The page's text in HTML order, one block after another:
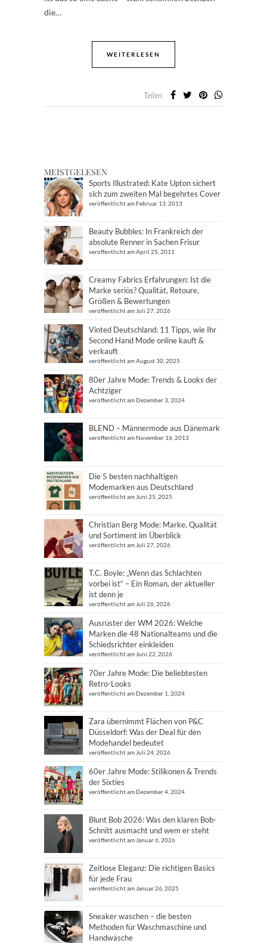
die…
WEITERLESEN
Teilen
MEISTGELESEN
Sports Illustrated: Kate Upton sichert
sich zum zweiten Mal begehrtes Cover
veröffentlicht am Februar 13, 2013
Beauty Bubbles: In Frankreich der
absolute Renner in Sachen Frisur
veröffentlicht am April 25, 2011
Creamy Fabrics Erfahrungen: Ist die
Marke seriös? Qualität, Retoure,
Größen & Bewertungen
veröffentlicht am Juli 27, 2026
Vinted Deutschland: 11 Tipps, wie Ihr
Second Hand Mode online kauft &
verkauft
veröffentlicht am August 30, 2025
80er Jahre Mode: Trends & Looks der
Achtziger
veröffentlicht am Dezember 3, 2024
BLEND – Männermode aus Dänemark
veröffentlicht am November 16, 2013
Die 5 besten nachhaltigen
Modemarken aus Deutschland
veröffentlicht am Juni 25, 2025
Christian Berg Mode: Marke, Qualität
und Sortiment im Überblick
veröffentlicht am Juli 27, 2026
T.C. Boyle: „Wenn das Schlachten
vorbei ist“ – Ein Roman, der aktueller
ist denn je
veröffentlicht am Juli 26, 2026
Ausrüster der WM 2026: Welche
Marken die 48 Nationalteams und die
Schiedsrichter einkleiden
veröffentlicht am Juni 22, 2026
70er Jahre Mode: Die beliebtesten
Retro-Looks
veröffentlicht am Dezember 1, 2024
Zara übernimmt Flächen von P&C
Düsseldorf: Was der Deal für den
Modehandel bedeutet
veröffentlicht am Juli 24, 2026
60er Jahre Mode: Stilikonen & Trends
der Sixties
veröffentlicht am Dezember 4, 2024
Blunt Bob 2026: Was den klaren Bob-
Schnitt ausmacht und wem er steht
veröffentlicht am Januar 6, 2026
Zeitlose Eleganz: Die richtigen Basics
für jede Frau
veröffentlicht am Januar 26, 2025
Sneaker waschen – die besten
Methoden für Waschmaschine und
Handwäsche